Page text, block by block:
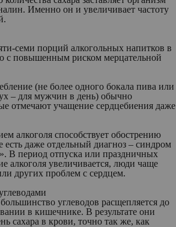
Именно он и увеличивает частоту
семи порций алкогольных напитков в
с повышенным риском мерцательной
(не более одного бокала пива или
– для мужчин в день) обычно
отмечают учащение сердцебиения даже
алкоголя способствует обострению
даже отдельный диагноз – синдром
В период отпуска или праздничных
алкоголя увеличивается, люди чаще
других проблем с сердцем.
углеводов расщепляется до
в кишечнике. В результате они
сахара в крови, точно так же, как